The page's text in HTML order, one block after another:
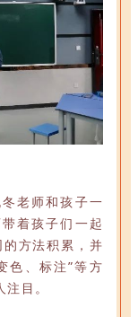
老师和孩子一
着孩子们一起
方法积累，并
色、标注”等方
目。